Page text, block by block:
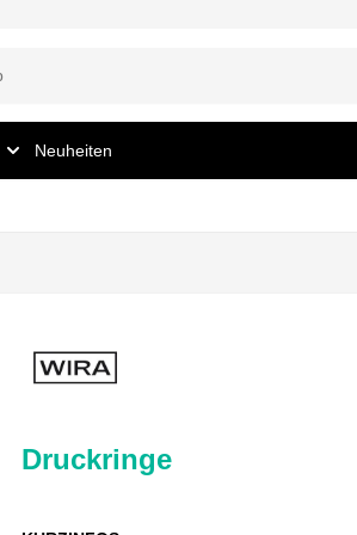
Neuheiten
Druckringe